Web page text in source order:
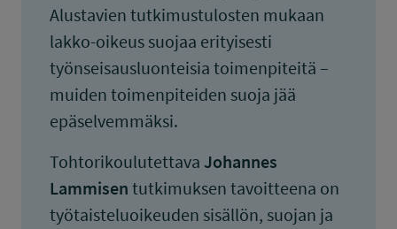
Alustavien tutkimustulosten mukaan
lakko-oikeus suojaa erityisesti
työnseisausluonteisia toimenpiteitä –
muiden toimenpiteiden suoja jää
epäselvemmäksi.
Tohtorikoulutettava Johannes
Lammisen tutkimuksen tavoitteena on
työtaisteluoikeuden sisällön, suojan ja